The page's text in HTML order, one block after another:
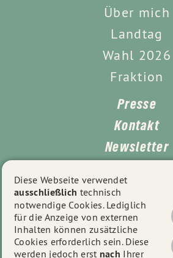
Über mich
Landtag
Wahl 2026
Fraktion
Presse
Kontakt
Newsletter
Impressum
Datenschutz
Diese Webseite verwendet
ausschließlich technisch
notwendige Cookies. Lediglich
für die Anzeige von externen
Inhalten können zusätzliche
Cookies erforderlich sein. Diese
werden jedoch erst nach Ihrer